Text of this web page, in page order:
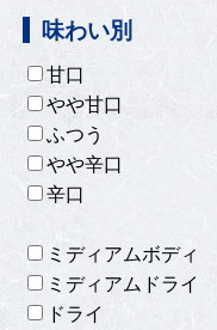
味わい別
甘口
やや甘口
ふつう
やや辛口
辛口
ミディアムボディ
ミディアムドライ
ドライ